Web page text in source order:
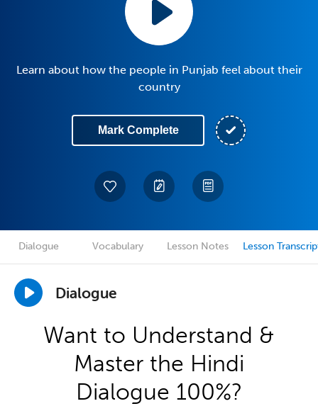
Learn about how the people in Punjab feel about their
country
Mark Complete
Dialogue Vocabulary Lesson Notes Lesson
Dialogue
Want to Understand &
Master the Hindi
Dialogue 100%?